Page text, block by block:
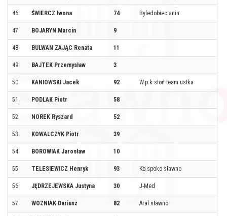
46 ŚWIERCZ Iwona 74 Byledobiec anin
47 BOJARYN Marcin 9
48 BULWAN ZAJĄC Renata 11
49 BAJTEK Przemysław 3
50 KANIOWSKI Jacek 92 W.p.k słoń team ustka
51 PODLAK Piotr 58
52 NOREK Ryszard 52
53 KOWALCZYK Piotr 39
54 BOROWIAK Jarosław 10
55 TELESIEWICZ Henryk 93 Kb spoko sławno
56 JĘDRZEJEWSKA Justyna 30 J-Med
57 WOZNIAK Dariusz 82 Aral sławno